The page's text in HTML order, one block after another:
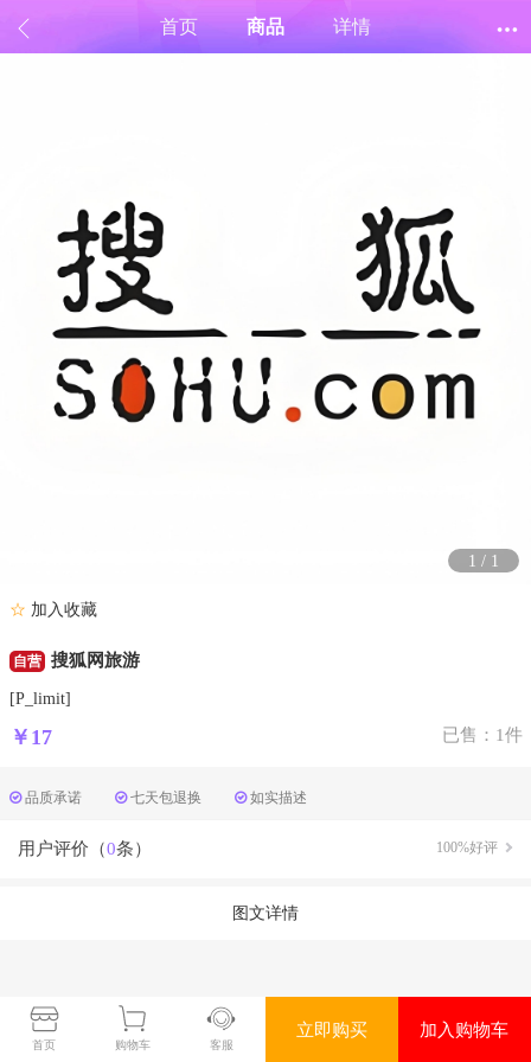
首页 商品 详情
首页 购物车 客服
立即购买 加入购物车
1 / 1
☆ 加入收藏
自营 搜狐网旅游
[P_limit]
￥17 已售：1件
品质承诺 七天包退换 如实描述
用户评价（0条） 100%好评
图文详情